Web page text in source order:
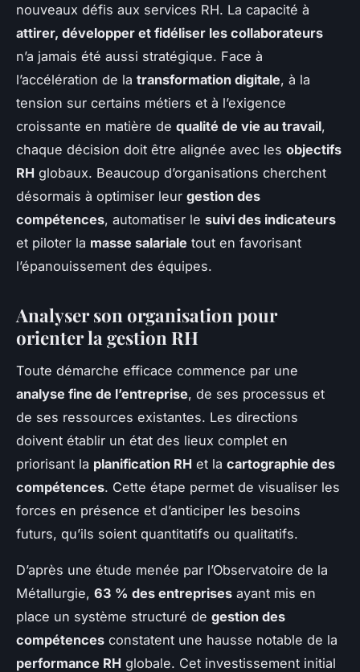
nouveaux défis aux services RH. La capacité à
attirer, développer et fidéliser les collaborateurs
n’a jamais été aussi stratégique. Face à
l’accélération de la transformation digitale, à la
tension sur certains métiers et à l’exigence
croissante en matière de qualité de vie au travail,
chaque décision doit être alignée avec les objectifs
RH globaux. Beaucoup d’organisations cherchent
désormais à optimiser leur gestion des
compétences, automatiser le suivi des indicateurs
et piloter la masse salariale tout en favorisant
l’épanouissement des équipes.
Analyser son organisation pour
orienter la gestion RH
Toute démarche efficace commence par une
analyse fine de l’entreprise, de ses processus et
de ses ressources existantes. Les directions
doivent établir un état des lieux complet en
priorisant la planification RH et la cartographie des
compétences. Cette étape permet de visualiser les
forces en présence et d’anticiper les besoins
futurs, qu’ils soient quantitatifs ou qualitatifs.
D’après une étude menée par l’Observatoire de la
Métallurgie, 63 % des entreprises ayant mis en
place un système structuré de gestion des
compétences constatent une hausse notable de la
performance RH globale. Cet investissement initial